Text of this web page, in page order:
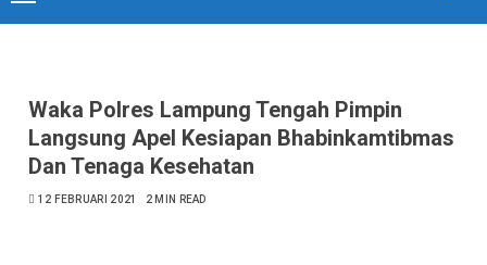
Menu
Waka Polres Lampung Tengah Pimpin
Langsung Apel Kesiapan Bhabinkamtibmas
Dan Tenaga Kesehatan
12 FEBRUARI 2021 2 MIN READ